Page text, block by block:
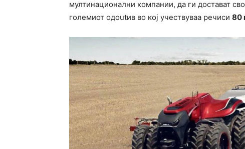
мултинационални компании, да ги достават
големиот одoutив во кој учествуваа речиси 80